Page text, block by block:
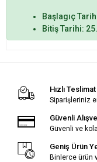
Başlagıç
Bitiş Tarihi:
Hızlı Teslimat
Siparişleriniz
Güvenli
Güvenli ve
Geniş Ürün
Binlerce ürün